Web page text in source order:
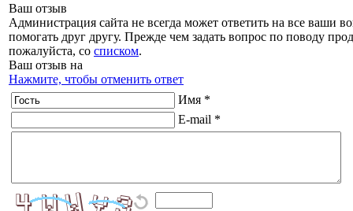
Ваш отзыв
Администрация сайта не всегда может ответить на все ваши
помогать друг другу. Прежде чем задать вопрос по поводу
пожалуйста, со списком.
Ваш отзыв на
Нажмите, чтобы отменить ответ
Имя *
E-mail *